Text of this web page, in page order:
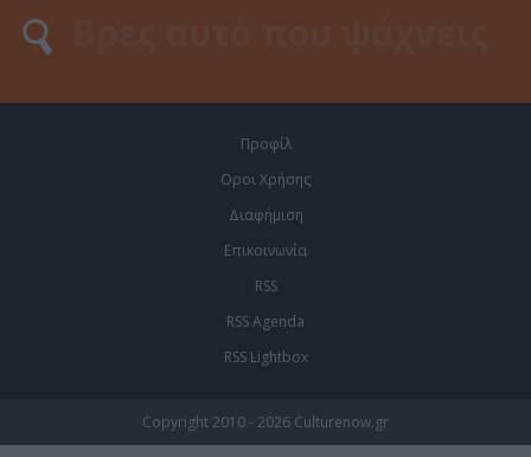
Προφίλ
Οροι Χρήσης
Διαφήμιση
Επικοινωνία
RSS
RSS Agenda
RSS Lightbox
Copyright 2010 - 2026 Culturenow.gr